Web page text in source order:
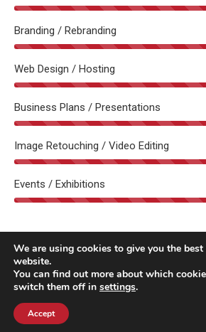
Branding / Rebranding
Web Design / Hosting
Business Plans / Presentations
Image Retouching / Video Editing
Events / Exhibitions
REBRAND 360 Creative Marketing &
We are using cookies to give you the best
website.
You can find out more about which
switch them off in settings.
Accept